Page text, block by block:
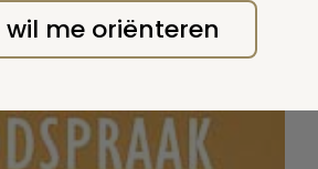
Doodspraak
wil me oriënteren